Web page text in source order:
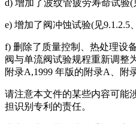
d) 增加了波纹管疲劳寿命试验(
e) 增加了阀冲蚀试验(见9.1.2.5
f) 删除了质量控制、热处理设
阀与单流阀试验规程重新调整
附录A,1999 年版的附录A、附
请注意本文件的某些内容可能
担识别专利的责任。